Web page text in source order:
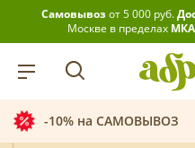
Самовывозот 5 000 руб.
Москве в пределах
-10% на САМОВЫВОЗ